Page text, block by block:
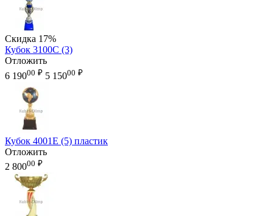
Скидка 17%
Кубок 3100C (3)
Отложить
6 19000 ₽ 5 15000 ₽
Кубок 4001E (5) пластик
Отложить
2 80000 ₽